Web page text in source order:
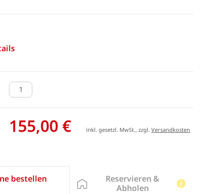
155,00 € inkl. gesetzl. MwSt., zzgl.Versandkosten
bestellen
Reservieren &
Abholen